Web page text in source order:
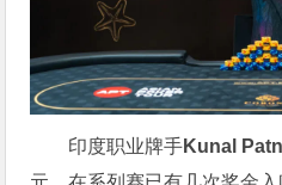
印度职业牌手Kunal